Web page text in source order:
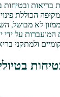
בריאות
הכוללת
לא מבושל,
על ידי
ולמתקני